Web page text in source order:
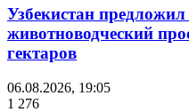
Узбекистан предложил
животноводческий
гектаров
06.08.2026, 19:05
1 276